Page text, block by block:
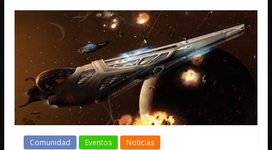
Comunidad Eventos Noticias